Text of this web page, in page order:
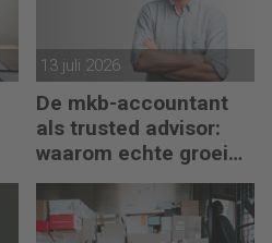
13 juli 2026
De mkb-accountant
als trusted advisor:
waarom echte groei
begint met reflectie